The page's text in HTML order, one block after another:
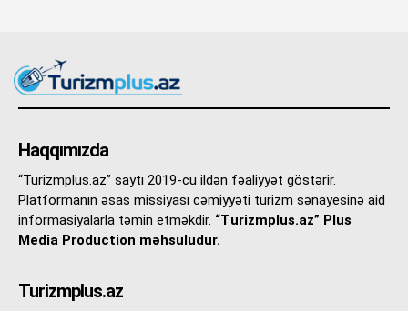
Haqqımızda
“Turizmplus.az” saytı 2019-cu ildən fəaliyyət göstərir.
Platformanın əsas missiyası cəmiyyəti turizm sənayesinə aid
informasiyalarla təmin etməkdir. “Turizmplus.az” Plus
Media Production məhsuludur.
Turizmplus.az